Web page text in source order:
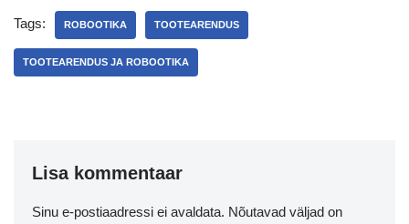
Tags: ROBOOTIKA TOOTEARENDUS
TOOTEARENDUS JA ROBOOTIKA
Lisa kommentaar
Sinu e-postiaadressi ei avaldata. Nõutavad väljad on